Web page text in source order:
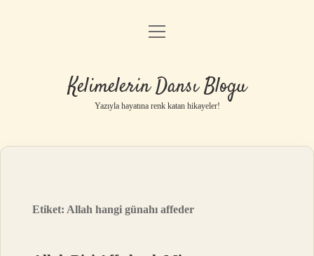
Anasayfa
Yasal Uyarı
menüyü
Kelimelerin Dansı Blogu
Yazıyla hayatına renk katan hikayeler!
Etiket: Allah hangi günahı affeder